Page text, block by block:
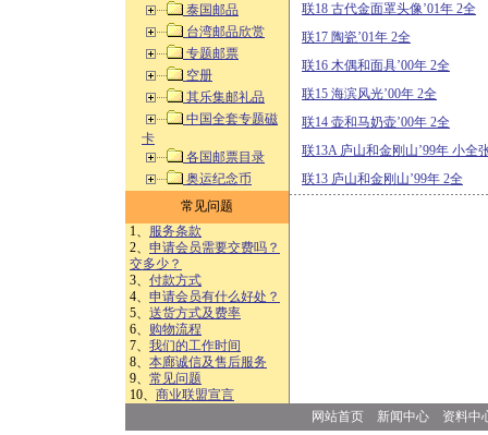
泰国邮品
台湾邮品欣赏
专题邮票
空册
其乐集邮礼品
中国全套专题磁
卡
各国邮票目录
奥运纪念币
常见问题
1、 服务条款
2、 申请会员需要交费吗？
交多少？
3、 付款方式
4、 申请会员有什么好处？
5、 送货方式及费率
6、 购物流程
7、 我们的工作时间
8、 本廊诚信及售后服务
9、 常见问题
10、 商业联盟宣言
联18 古代金面罩头像’01年 2全
联17 陶瓷’01年 2全
联16 木偶和面具’00年 2全
联15 海滨风光’00年 2全
联14 壶和马奶壶’00年 2全
联13A 庐山和金刚山’99年 小全
联13 庐山和金刚山’99年 2全
网站首页 新闻中心
资料中